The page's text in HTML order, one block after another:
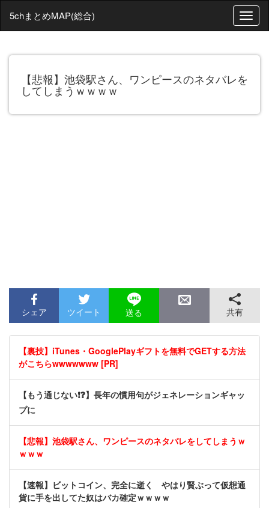
T
o
g
e
v
5chまとめMAP(総合)
【悲報】池袋駅さん、ワンピースのネタバレを
してしまうｗｗｗｗ
シェア ツイート 送る 共有
【裏技】iTunes・GooglePlayギフトを無料でGETする方法
がこちらwwwwwww [PR]
【もう通じない❗❓】長年の慣用句がジェネレーションギャッ
プに
【悲報】池袋駅さん、ワンピースのネタバレをしてしまうｗ
ｗｗｗ
【速報】ビットコイン、完全に逝く やはり賢ぶって仮想通
貨に手を出してた奴はバカ確定ｗｗｗｗ